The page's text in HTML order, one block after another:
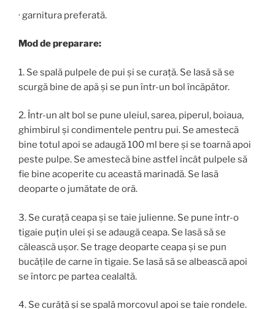
· garnitura preferată.
Mod de preparare:
1. Se spală pulpele de pui și se curață. Se lasă să se
scurgă bine de apă și se pun într-un bol încăpător.
2. Într-un alt bol se pune uleiul, sarea, piperul, boiaua,
ghimbirul și condimentele pentru pui. Se amestecă
bine totul apoi se adaugă 100 ml bere și se toarnă apoi
peste pulpe. Se amestecă bine astfel încât pulpele să
fie bine acoperite cu această marinadă. Se lasă
deoparte o jumătate de oră.
3. Se curață ceapa și se taie julienne. Se pune într-o
tigaie puțin ulei și se adaugă ceapa. Se lasă să se
călească ușor. Se trage deoparte ceapa și se pun
bucățile de carne în tigaie. Se lasă să se albească apoi
se întorc pe partea cealaltă.
4. Se curăță și se spală morcovul apoi se taie rondele.